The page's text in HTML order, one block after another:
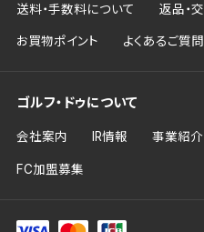
送料・手数料について 返品・
お買物ポイント よくあるご質問
ゴルフ・ドゥについて
会社案内 IR情報 事業紹介
FC加盟募集